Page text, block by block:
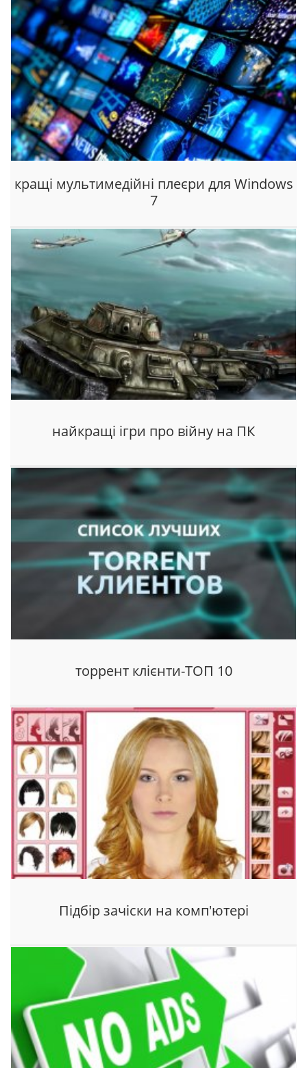
кращі мультимедійні плеєри для Windows
7
найкращі ігри про війну на ПК
торрент клієнти-ТОП 10
Підбір зачіски на комп'ютері